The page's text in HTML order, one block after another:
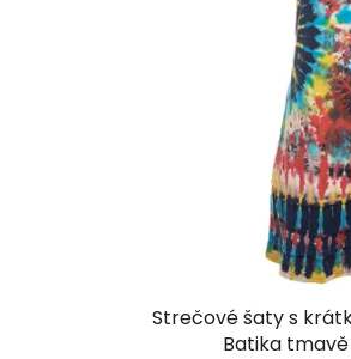
Strečové šaty s
Batika